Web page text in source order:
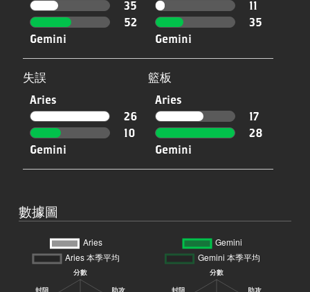
35
52
Gemini
11
35
Gemini
失誤
Aries
26
10
Gemini
籃板
Aries
17
28
Gemini
數據圖